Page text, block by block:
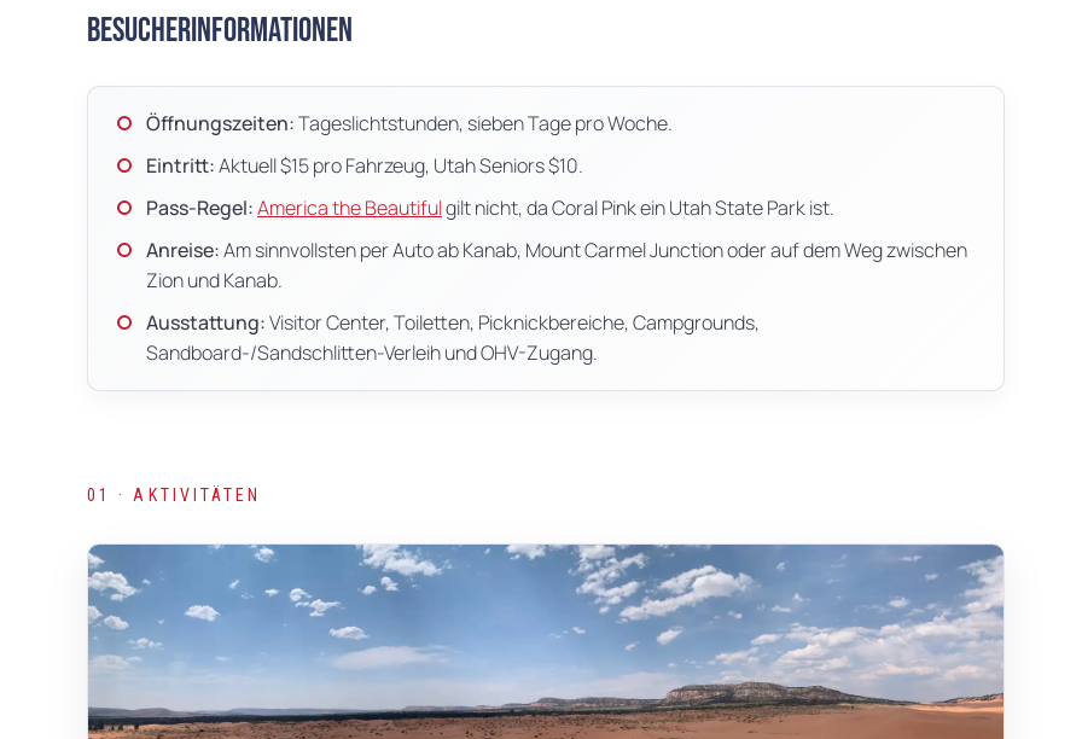
Besucherinformationen
Öffnungszeiten:Tageslichtstunden, sieben Tage pro Woche.
Eintritt:Aktuell $15 pro Fahrzeug, Utah Seniors $10.
Pass-Regel:America the Beautifulgilt nicht, da Coral Pink ein Utah State Park ist.
Anreise:Am sinnvollsten per Auto ab Kanab, Mount Carmel Junction oder auf dem Weg zwischen
Zion und Kanab.
Ausstattung:Visitor Center, Toiletten, Picknickbereiche, Campgrounds,
Sandboard-/Sandschlitten-Verleih und OHV-Zugang.
01 · AKTIVITÄTEN